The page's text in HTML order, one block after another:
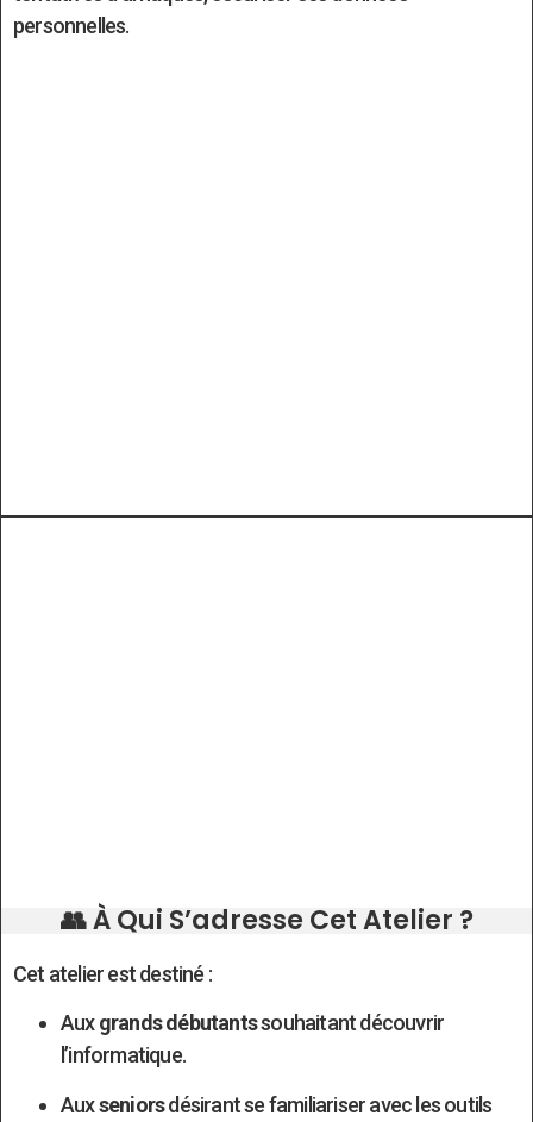
personnelles.
👥 À Qui S’adresse Cet Atelier ?
Cet atelier est destiné :
Auxgrands débutantssouhaitant découvrir
l’informatique.
Auxseniorsdésirant se familiariser avec les outils